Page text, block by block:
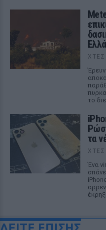
ΧΤΕΣ
το
τα
ΧΤΕΣ
Ένα